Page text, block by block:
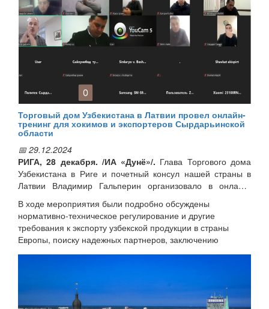
The Latvian minister expressed interest in expanding
cooperation between the two countries' Interior Ministries in
such areas as expertise, youth crime prevention, combating
An agreement was reached between the Embassy and the
Latvian Ministry of Internal Affairs to facilitate the exchange of
information on criminal cases of our country's citizens who
have violated Latvian laws.
Торговый дом Узбекистана в Латвии провел онлайн-
тренинг для хокимов и экспортеров Сырдарьинской
области
📅 29.12.2024
РИГА, 28 декабря. /ИА «Дунё»/. Глава Торгового дома
Узбекистана в Риге и почетный консул нашей страны в
Латвии Владимир Гальперин организовало в онлайн-
«Экспорт в Европу» для хокимов районов и экспортеров
Сырдарьинской области, передаёт корреспондент ИА
«Дунё».
В ходе мероприятия были подробно обсуждены
нормативно-техническое регулирование и другие
требования к экспорту узбекской продукции в страны
Европы, поиску надежных партнеров, заключению
Кроме того, эксперт предоставил подробную